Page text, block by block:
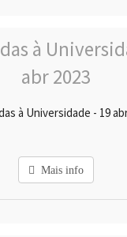
à Universidade - 19
Mais info